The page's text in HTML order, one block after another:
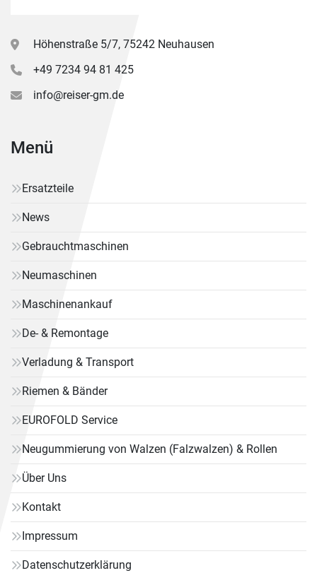
Höhenstraße 5/7, 75242 Neuhausen
+49 7234 94 81 425
info@reiser-gm.de
Menü
Ersatzteile
News
Gebrauchtmaschinen
Neumaschinen
Maschinenankauf
De- & Remontage
Verladung & Transport
Riemen & Bänder
EUROFOLD Service
Neugummierung von Walzen (Falzwalzen) & Rollen
Über Uns
Kontakt
Impressum
Datenschutzerklärung